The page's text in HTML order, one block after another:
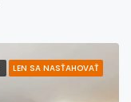
LEN SA NASŤAHOVAŤ